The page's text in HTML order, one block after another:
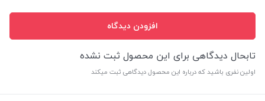
افزودن دیدگاه
تابحال دیدگاهی برای این محصول ثبت نشده
اولین نفری باشید که درباره این محصول دیدگاهی ثبت میکند